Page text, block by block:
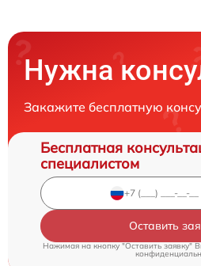
Нужна
Закажите бесплатную
Бесплатная
специалистом
Оставить
Нажимая на кнопку "Оставить заявку"